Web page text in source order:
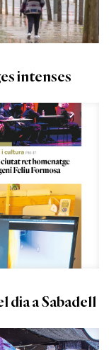
intenses
dia a Sabadell